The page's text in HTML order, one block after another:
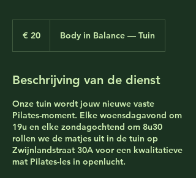
€ 20 Body in Balance — Tuin
Beschrijving van de dienst
Onze tuin wordt jouw nieuwe vaste
Pilates-moment. Elke woensdagavond om
19u en elke zondagochtend om 8u30
rollen we de matjes uit in de tuin op
Zwijnlandstraat 30A voor een kwalitatieve
mat Pilates-les in openlucht.